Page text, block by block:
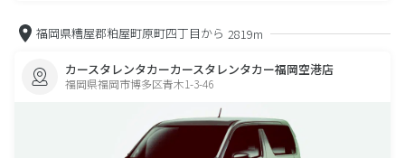
福岡県糟屋郡粕屋町原町四丁目から 2819m
カースタレンタカーカースタレンタカー福岡空港店
福岡県福岡市博多区青木1-3-46